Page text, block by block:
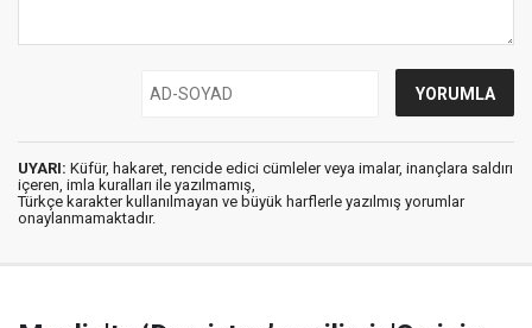
UYARI: Küfür, hakaret, rencide edici cümleler veya imalar, inançlara saldırı
içeren, imla kuralları ile yazılmamış,
Türkçe karakter kullanılmayan ve büyük harflerle yazılmış yorumlar
onaylanmamaktadır.